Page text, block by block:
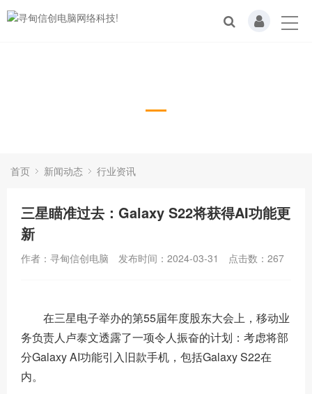
首页 新闻动态 行业资讯
三星瞄准过去：Galaxy S22将获得AI功能更
新
作者：寻甸信创电脑 发布时间：2024-03-31 点击数： 267
在三星电子举办的第55届年度股东大会上，移动业
务负责人卢泰文透露了一项令人振奋的计划：考虑将部
分Galaxy AI功能引入旧款手机，包括Galaxy S22在
内。